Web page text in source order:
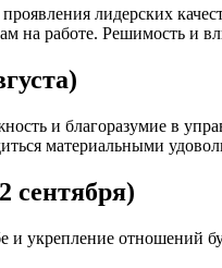
проявления лидерских
на работе. Решимость и
и благоразумие в
материальными
сентября)
и укрепление отношений